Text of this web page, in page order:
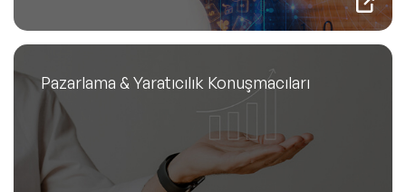
Pazarlama & Yaratıcılık Konuşmacıları